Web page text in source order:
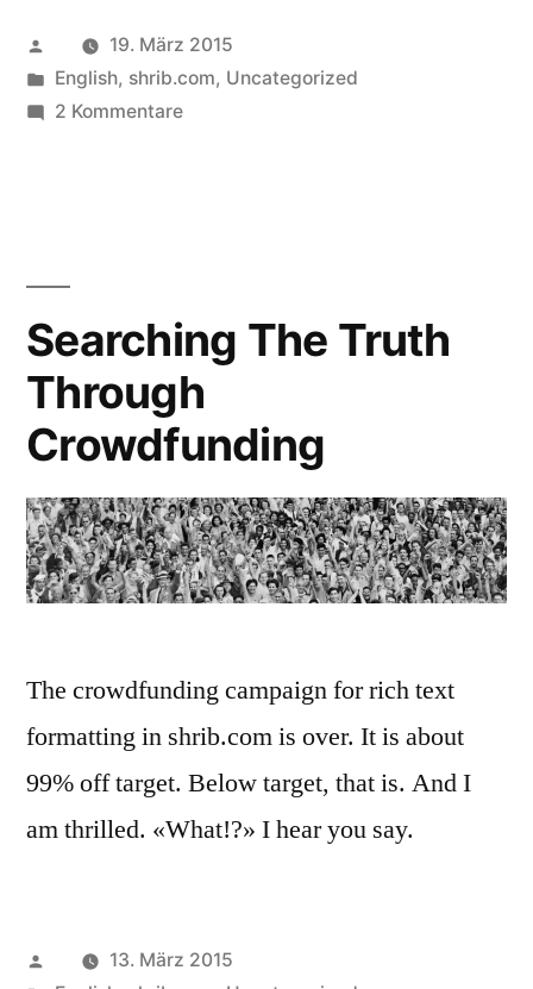
Veröffentlicht
von
19. März 2015
Veröffentlicht
in
English, shrib.com, Uncategorized
2 Kommentarezu
Searching The Truth
Through
Crowdfunding
The crowdfunding campaign for rich text
formatting in shrib.com is over. It is about
99% off target. Below target, that is. And I
am thrilled. «What!?» I hear you say.
Veröffentlicht
13. März 2015